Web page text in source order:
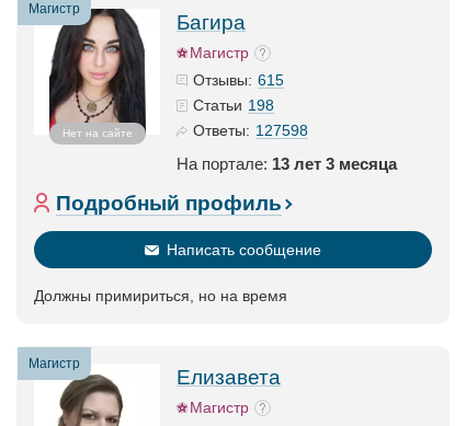
Магистр
Нет на сайте
Багира
Магистр
Отзывы: 615
Статьи 198
Ответы: 127598
На портале: 13 лет 3 месяца
Подробный профиль
Написать сообщение
Должны примириться, но на время
Магистр
Елизавета
Магистр